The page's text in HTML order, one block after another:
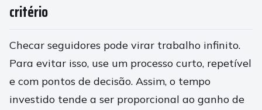
critério
Checar seguidores pode virar trabalho infinito.
Para evitar isso, use um processo curto, repetível
e com pontos de decisão. Assim, o tempo
investido tende a ser proporcional ao ganho de